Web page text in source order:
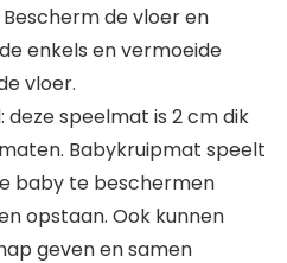
de vloer en
enkels en vermoeide
vloer.
speelmat is 2 cm dik
Babykruipmat speelt
baby te beschermen
opstaan. Ook kunnen
geven en samen